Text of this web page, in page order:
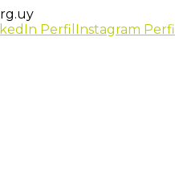
Perfil Instagram Perfil